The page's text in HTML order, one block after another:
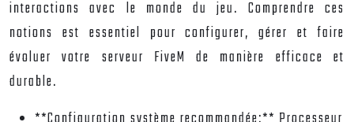
interactions avec le monde du jeu. Comprendre ces
notions est essentiel pour configurer, gérer et faire
évoluer votre serveur FiveM de manière efficace et
durable.